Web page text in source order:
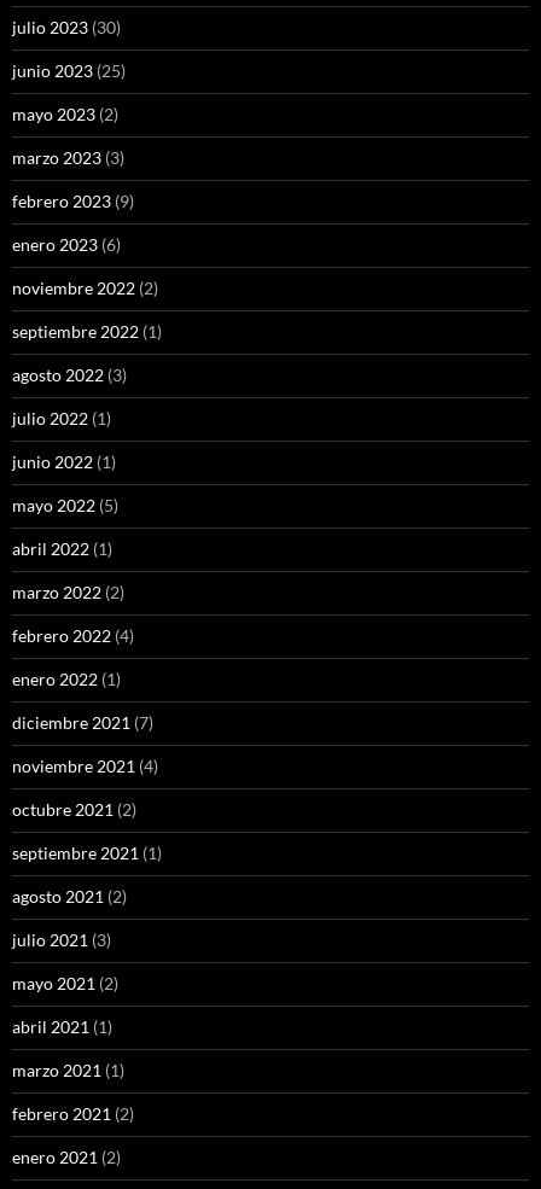
julio 2023 (30)
junio 2023 (25)
mayo 2023 (2)
marzo 2023 (3)
febrero 2023 (9)
enero 2023 (6)
noviembre 2022 (2)
septiembre 2022 (1)
agosto 2022 (3)
julio 2022 (1)
junio 2022 (1)
mayo 2022 (5)
abril 2022 (1)
marzo 2022 (2)
febrero 2022 (4)
enero 2022 (1)
diciembre 2021 (7)
noviembre 2021 (4)
octubre 2021 (2)
septiembre 2021 (1)
agosto 2021 (2)
julio 2021 (3)
mayo 2021 (2)
abril 2021 (1)
marzo 2021 (1)
febrero 2021 (2)
enero 2021 (2)